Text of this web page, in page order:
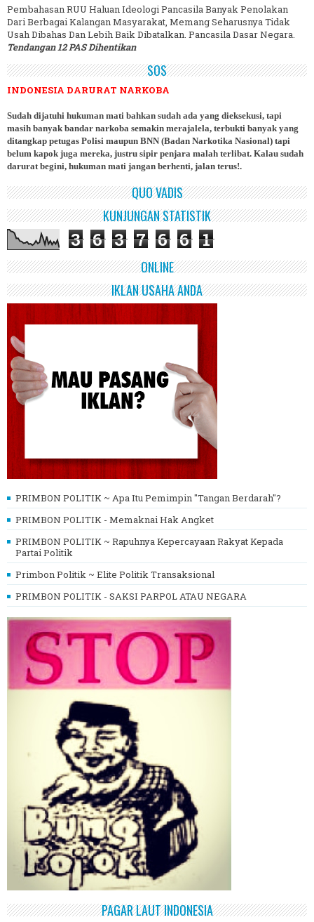
Pembahasan RUU Haluan Ideologi Pancasila Banyak Penolakan
Dari Berbagai Kalangan Masyarakat, Memang Seharusnya Tidak
Usah Dibahas Dan Lebih Baik Dibatalkan. Pancasila Dasar Negara.
Tendangan 12 PAS Dihentikan
SOS
INDONESIA DARURAT NARKOBA
Sudah dijatuhi hukuman mati bahkan sudah ada yang dieksekusi, tapi
masih banyak bandar narkoba semakin merajalela, terbukti banyak yang
ditangkap petugas Polisi maupun BNN (Badan Narkotika Nasional) tapi
belum kapok juga mereka, justru sipir penjara malah terlibat. Kalau sudah
darurat begini, hukuman mati jangan berhenti, jalan terus!.
QUO VADIS
KUNJUNGAN STATISTIK
3 6 3 7 6 6 1
ONLINE
IKLAN USAHA ANDA
PRIMBON POLITIK ~ Apa Itu Pemimpin "Tangan Berdarah"?
PRIMBON POLITIK - Memaknai Hak Angket
PRIMBON POLITIK ~ Rapuhnya Kepercayaan Rakyat Kepada
Partai Politik
Primbon Politik ~ Elite Politik Transaksional
PRIMBON POLITIK - SAKSI PARPOL ATAU NEGARA
PAGAR LAUT INDONESIA